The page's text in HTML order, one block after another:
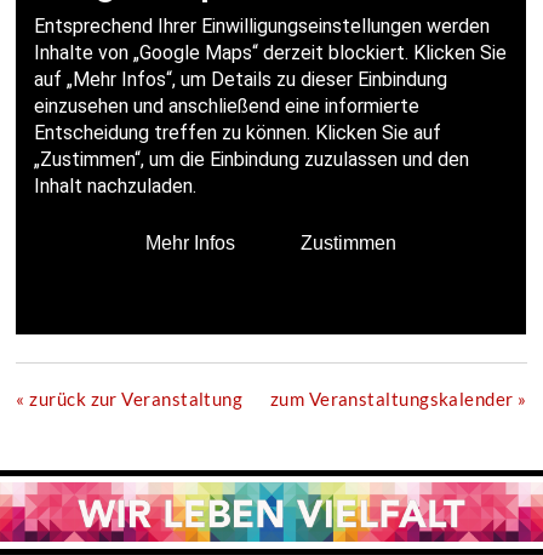
« zurück zur Veranstaltung zum Veranstaltungskalender »